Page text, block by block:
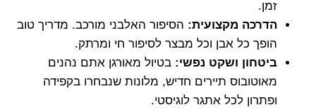
זמן.
הדרכה מקצועית: הסיפור האלבני מורכב. מדריך טוב
הופך כל אבן וכל מבצר לסיפור חי ומרתק.
ביטחון ושקט נפשי: בטיול מאורגן אתם נהנים
מאוטובוס תיירים חדיש, מלונות שנבחרו בקפידה
ופתרון לכל אתגר לוגיסטי.